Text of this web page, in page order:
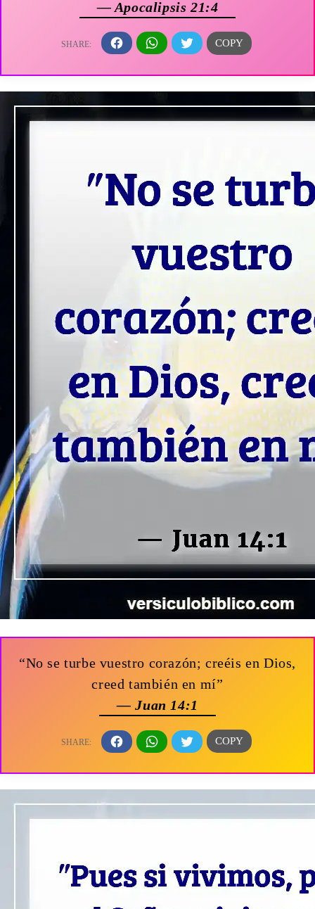
— Apocalipsis 21:4
“No se turbe vuestro corazón; creéis en Dios,
creed también en mí”
— Juan 14:1